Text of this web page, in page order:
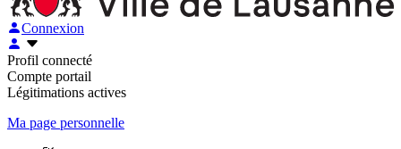
Connexion
Profil connecté
Compte portail
Légitimations actives
Ma page personnelle